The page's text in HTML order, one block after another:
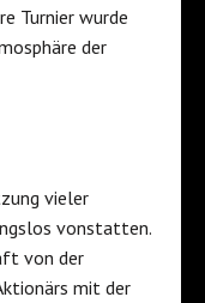
Turnier wurde
der
vieler
vonstatten.
von der
mit der